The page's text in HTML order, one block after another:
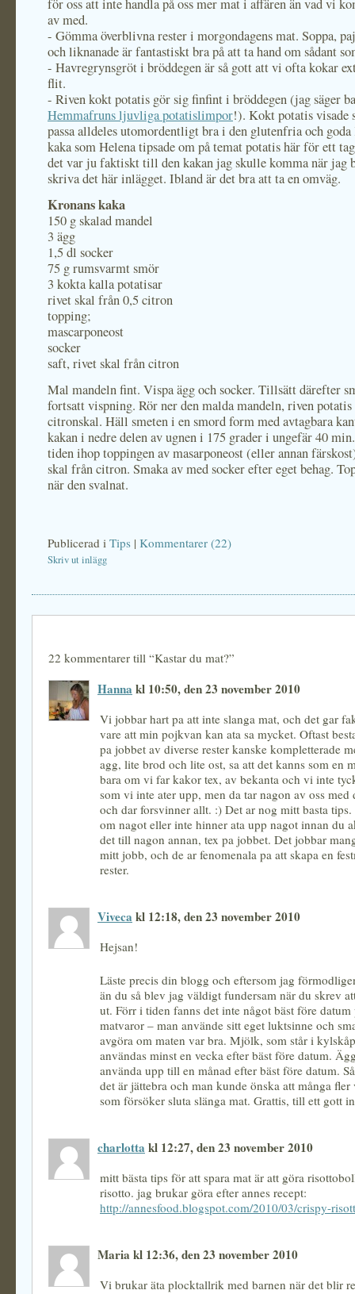
för oss att inte handla på oss mer mat i affären än vad vi
av med.
- Gömma överblivna rester i morgondagens mat. Soppa,
och liknanade är fantastiskt bra på att ta hand om sådant
- Havregrynsgröt i bröddegen är så gott att vi ofta kokar
flit.
- Riven kokt potatis gör sig finfint i bröddegen (jag säger
Hemmafruns ljuvliga potatislimpor!). Kokt potatis visade
passa alldeles utomordentligt bra i den glutenfria och goda
kaka som Helena tipsade om på temat potatis här för ett
det var ju faktiskt till den kakan jag skulle komma när jag
skriva det här inlägget. Ibland är det bra att ta en omväg.
Kronans kaka
150 g skalad mandel
3 ägg
1,5 dl socker
75 g rumsvarmt smör
3 kokta kalla potatisar
rivet skal från 0,5 citron
topping;
mascarponeost
socker
saft, rivet skal från citron
Mal mandeln fint. Vispa ägg och socker. Tillsätt därefter
fortsatt vispning. Rör ner den malda mandeln, riven potatis
citronskal. Häll smeten i en smord form med avtagbara
kakan i nedre delen av ugnen i 175 grader i ungefär 40
tiden ihop toppingen av masarponeost (eller annan
skal från citron. Smaka av med socker efter eget behag.
när den svalnat.
Publicerad i Tips | Kommentarer (22)
Skriv ut inlägg
22 kommentarer till “Kastar du mat?”
Hanna kl 10:50, den 23 november 2010
Vi jobbar hart pa att inte slanga mat, och det gar
vare att min pojkvan kan ata sa mycket. Oftast
pa jobbet av diverse rester kanske kompletterade
agg, lite brod och lite ost, sa att det kanns som en
bara om vi far kakor tex, av bekanta och vi inte
som vi inte ater upp, men da tar nagon av oss
och dar forsvinner allt. :) Det ar nog mitt basta
om nagot eller inte hinner ata upp nagot innan du
det till nagon annan, tex pa jobbet. Det jobbar
mitt jobb, och de ar fenomenala pa att skapa en
rester.
Viveca kl 12:18, den 23 november 2010
Hejsan!
Läste precis din blogg och eftersom jag
än du så blev jag väldigt fundersam när du skrev
ut. Förr i tiden fanns det inte något bäst före datum
matvaror – man använde sitt eget luktsinne och
avgöra om maten var bra. Mjölk, som står i
användas minst en vecka efter bäst före datum.
använda upp till en månad efter bäst före datum.
det är jättebra och man kunde önska att många fler
som försöker sluta slänga mat. Grattis, till ett gott
charlotta kl 12:27, den 23 november 2010
mitt bästa tips för att spara mat är att göra
risotto. jag brukar göra efter annes recept:
http://annesfood.blogspot.com/2010/03/crispy-
Maria kl 12:36, den 23 november 2010
Vi brukar äta plocktallrik med barnen när det blir